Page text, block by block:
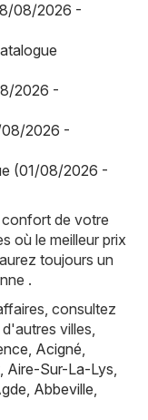
08/2026 -
2026 -
08/2026 -
(01/08/2026 -
confort de votre
où le meilleur prix
toujours un
.
consultez
villes,
, Acigné,
, Aire-Sur-La-Lys,
, Abbeville,